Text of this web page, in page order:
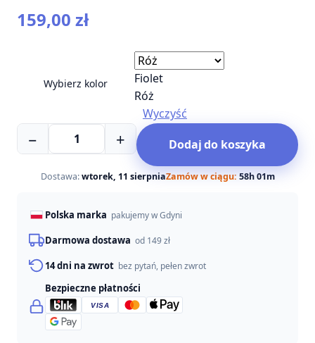
159,00 zł
Wybierz kolor
Fiolet
Róż
Wyczyść
−
ilość
Bandit
dla
psa
30x45
+ Dodaj do koszyka
Dostawa: wtorek, 11 sierpniaZamów w ciągu: 58h 01m
Polska marka pakujemy w Gdyni
Darmowa dostawa od 149 zł
14 dni na zwrot bez pytań, pełen zwrot
Bezpieczne płatności
VISA